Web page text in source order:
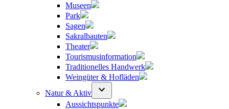
Museen
Park
Sagen
Sakralbauten
Theater
Tourismusinformation
Traditionelles Handwerk
Weingüter & Hofläden
Natur & Aktiv
Aussichtspunkte